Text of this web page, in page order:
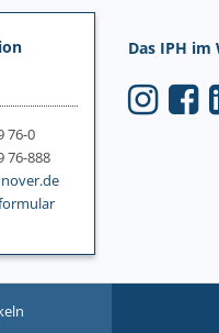
76-0
76-888
Das IPH